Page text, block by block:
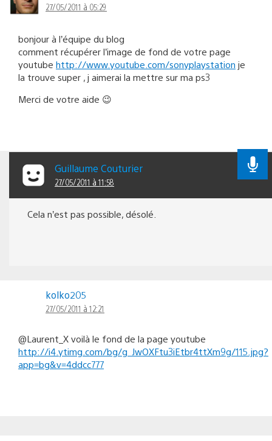
27/05/2011 à 05:29
bonjour à l’équipe du blog
comment récupérer l’image de fond de votre page
youtube http://www.youtube.com/sonyplaystation je
la trouve super , j aimerai la mettre sur ma ps3
Merci de votre aide 😉
Guillaume Couturier
27/05/2011 à 11:58
Cela n’est pas possible, désolé.
kolko205
27/05/2011 à 12:21
@Laurent_X voilà le fond de la page youtube
http://i4.ytimg.com/bg/g_JwOXFtu3iEtbr4ttXm9g/115.jpg?
app=bg&v=4ddcc777